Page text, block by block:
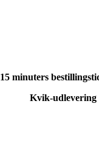
15 minuters
Kvik-udlevering